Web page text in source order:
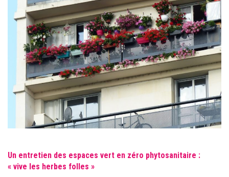
Un entretien des espaces vert en zéro phytosanitaire :
« vive les herbes folles »